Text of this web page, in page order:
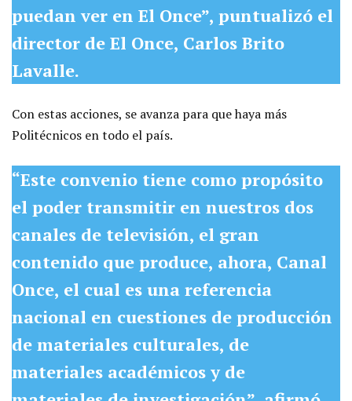
puedan ver en El Once”, puntualizó el
director de El Once, Carlos Brito
Lavalle.
Con estas acciones, se avanza para que haya más
Politécnicos en todo el país.
“Este convenio tiene como propósito
el poder transmitir en nuestros dos
canales de televisión, el gran
contenido que produce, ahora, Canal
Once, el cual es una referencia
nacional en cuestiones de producción
de materiales culturales, de
materiales académicos y de